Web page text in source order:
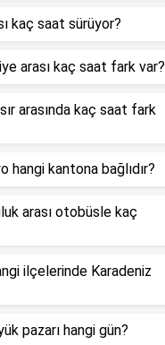
kaç saat sürüyor?
arası kaç saat fark var?
arasında kaç saat fark
hangi kantona bağlıdır?
arası otobüsle kaç
ilçelerinde Karadeniz
pazarı hangi gün?